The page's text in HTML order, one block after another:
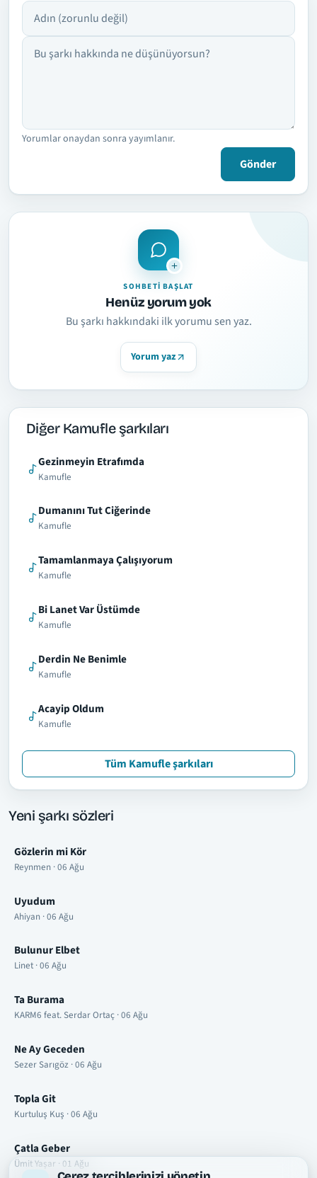
Adın
Yorumun
Yorumlar onaydan sonra yayımlanır.
Gönder
SOHBETI BAŞLAT
Henüz yorum yok
Bu şarkı hakkındaki ilk yorumu sen yaz.
Yorum yaz
Diğer Kamufle şarkıları
Gezinmeyin Etrafımda
Kamufle
Dumanını Tut Ciğerinde
Kamufle
Tamamlanmaya Çalışıyorum
Kamufle
Bi Lanet Var Üstümde
Kamufle
Derdin Ne Benimle
Kamufle
Acayip Oldum
Kamufle
Tüm Kamufle şarkıları
Yeni şarkı sözleri
Gözlerin mi Kör
Reynmen · 06 Ağu
Uyudum
Ahiyan · 06 Ağu
Bulunur Elbet
Linet · 06 Ağu
Ta Burama
KARM6 feat. Serdar Ortaç · 06 Ağu
Ne Ay Geceden
Sezer Sarıgöz · 06 Ağu
Topla Git
Kurtuluş Kuş · 06 Ağu
Çatla Geber
Ümit Yaşar · 01 Ağu